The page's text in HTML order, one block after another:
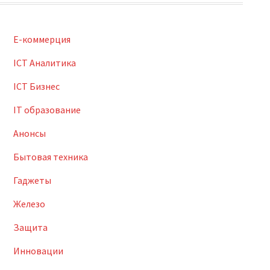
E-коммерция
ICT Аналитика
ICT Бизнес
IT образование
Анонсы
Бытовая техника
Гаджеты
Железо
Защита
Инновации